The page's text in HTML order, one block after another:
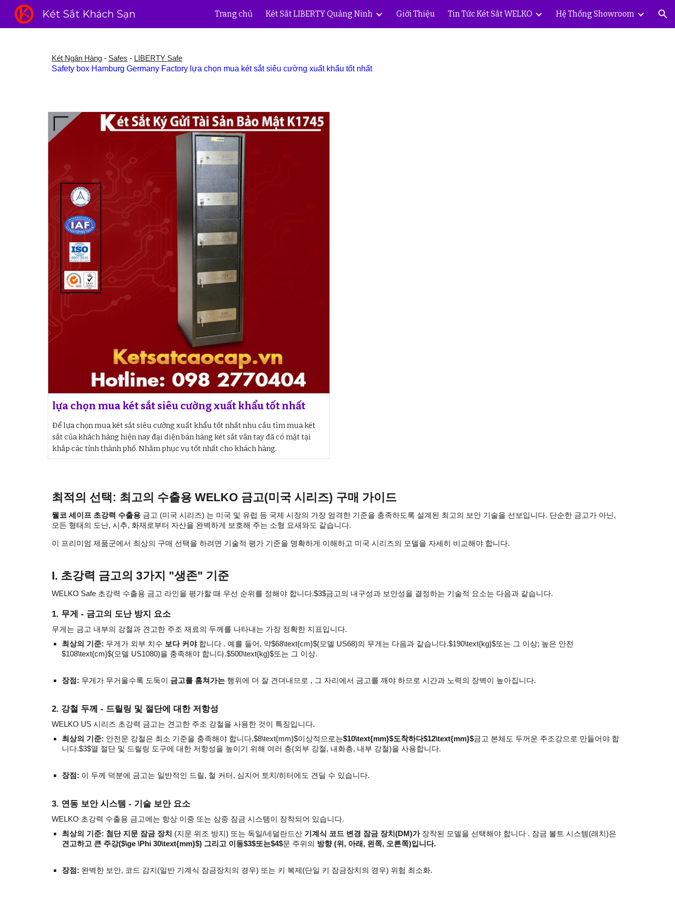
Skip to main content Skip to navigation
Két Sắt Khách Sạn Trang chủ Két Sắt LIBERTY Quảng Ninh Giới Thiệu Tin Tức Két Sắt WELKO Hệ Thống Showroom
Két Ngân Hàng- Safes - LIBERTY Safe
Safety box Hamburg Germany Factory lựa chọn mua két sắt siêu cường xuất khẩu tốt nhất
lựa chọn mua két sắt siêu cường xuất khẩu tốt nhất
Để lựa chọn mua két sắt siêu cường xuất khẩu tốt nhất nhu cầu tìm mua két
sắt của khách hàng hiện nay đại diện bán hàng két sắt vân tay đã có mặt tại
khắp các tỉnh thành phố. Nhằm phục vụ tốt nhất cho khách hàng.
최적의 선택: 최고의 수출용 WELKO 금고(미국 시리즈) 구매 가이드
웰코 세이프 초강력 수출용금고 (미국 시리즈) 는 미국 및 유럽 등 국제 시장의 가장 엄격한 기준을 충족하도록 설계된 최고의 보안 기술을 선보입니다. 단순한 금고가 아닌,
모든 형태의 도난, 시추, 화재로부터 자산을 완벽하게 보호해 주는 소형 요새와도 같습니다.
이 프리미엄 제품군에서 최상의 구매 선택을 하려면 기술적 평가 기준을 명확하게 이해하고 미국 시리즈의 모델을 자세히 비교해야 합니다.
I. 초강력 금고의 3가지 "생존" 기준
WELKO Safe 초강력 수출용 금고 라인을 평가할 때 우선 순위를 정해야 합니다.$3$금고의 내구성과 보안성을 결정하는 기술적 요소는 다음과 같습니다.
1. 무게 - 금고의 도난 방지 요소
무게는 금고 내부의 강철과 견고한 주조 재료의 두께를 나타내는 가장 정확한 지표입니다.
최상의 기준: 무게가 외부 치수 보다 커야합니다 . 예를 들어, 약$68\text{cm}$(모델 US68)의 무게는 다음과 같습니다.$190\text{kg}$또는 그 이상; 높은 안전
$108\text{cm}$(모델 US1080)을 충족해야 합니다.$500\text{kg}$또는 그 이상.
장점: 무게가 무거울수록 도둑이 금고를 훔쳐가는행위에 더 잘 견뎌내므로 , 그 자리에서 금고를 깨야 하므로 시간과 노력의 장벽이 높아집니다.
2. 강철 두께 - 드릴링 및 절단에 대한 저항성
WELKO US 시리즈 초강력 금고는 견고한 주조 강철을 사용한 것이 특징입니다.
최상의 기준: 안전문 강철은 최소 기준을 충족해야 합니다.$8\text{mm}$이상적으로는$10\text{mm}$도착하다$12\text{mm}$금고 본체도 두꺼운 주조강으로 만들어야 합
니다.$3$열 절단 및 드릴링 도구에 대한 저항성을 높이기 위해 여러 층(외부 강철, 내화층, 내부 강철)을 사용합니다.
장점: 이 두께 덕분에 금고는 일반적인 드릴, 철 커터, 심지어 토치/히터에도 견딜 수 있습니다.
3. 연동 보안 시스템 - 기술 보안 요소
WELKO 초강력 수출용 금고에는 항상 이중 또는 삼중 잠금 시스템이 장착되어 있습니다.
최상의 기준: 첨단 지문 잠금 장치 (지문 위조 방지) 또는 독일/네덜란드산 기계식 코드 변경 잠금 장치(DM)가장착된 모델을 선택해야 합니다 . 잠금 볼트 시스템(래치)은
견고하고 큰 주강($\ge \Phi 30\text{mm}$) 그리고 이동$3$또는$4$문 주위의 방향 (위, 아래, 왼쪽, 오른쪽)입니다.
장점: 완벽한 보안, 코드 감지(일반 기계식 잠금장치의 경우) 또는 키 복제(단일 키 잠금장치의 경우) 위험 최소화.